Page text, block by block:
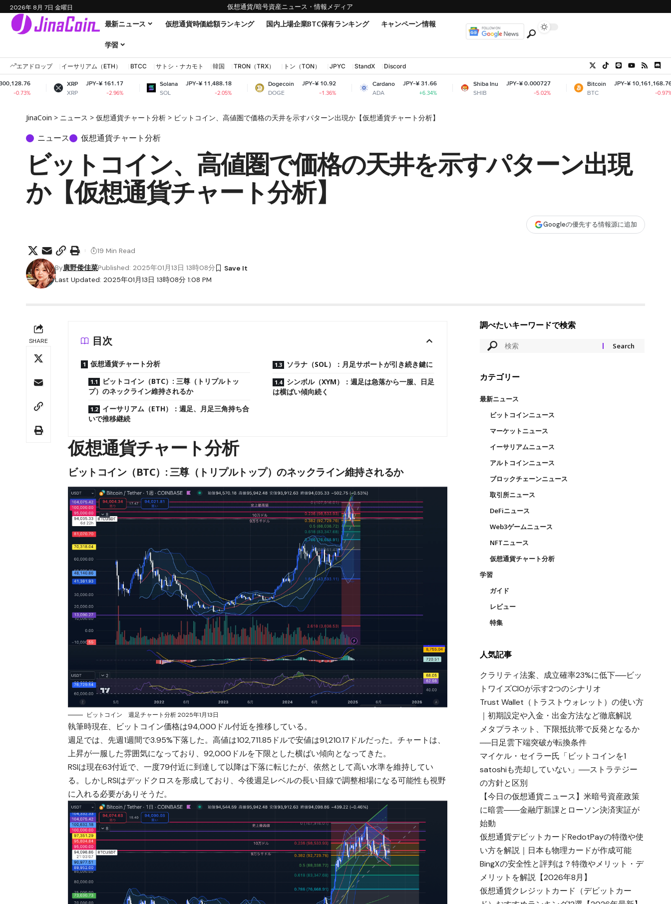
2026年 8月 7日 金曜日 仮想通貨/暗号資産ニュース・情報メディア
最新ニュース 仮想通貨時価総額ランキング 国内上場企業BTC保有ランキング キャンペーン情報
学習
エアドロップ イーサリアム（ETH） BTCC サトシ・ナカモト 韓国 TRON（TRX） トン（TON） JPYC StandX Discord
XRP
XRP
JPY-¥ 161.17
-2.96%
Solana
SOL
JPY-¥ 11,488.18
-2.05%
Dogecoin
DOGE
JPY-¥ 10.92
-1.36%
Cardano
ADA
JPY-¥ 31.66
+6.34%
Shiba Inu
SHIB
JPY-¥ 0.000727
-5.02%
Bitcoin
BTC
JPY-¥ 10,161,168.76
ETH
JinaCoin > ニュース > 仮想通貨チャート分析 > ビットコイン、高値圏で価格の天井を示すパターン出現か【仮想通貨チャート分析】
ニュース 仮想通貨チャート分析
ビットコイン、高値圏で価格の天井を示すパターン出現
か【仮想通貨チャート分析】
Googleの優先する情報源に追加
Last Updated: 2025年01月13日 13時08分 1:08 PM
By廣野倭佳菜Published: 2025年01月13日 13時08分
19 Min Read
SHARE 目次
仮想通貨チャート分析
ビットコイン（BTC）: 三尊（トリプルトッ
プ）のネックライン維持されるか
イーサリアム（ETH）：週足、月足三角持ち合
いで推移継続
ソラナ（SOL）：月足サポートが引き続き鍵に
シンボル（XYM）：週足は急落から一服、日足
は横ばい傾向続く
仮想通貨チャート分析
ビットコイン（BTC）: 三尊（トリプルトップ）のネックライン維持されるか
ビットコイン 週足チャート分析 2025年1月13日
執筆時現在、ビットコイン価格は94,000ドル付近を推移している。
週足では、先週1週間で3.95%下落した。高値は102,711.85ドルで安値は91,210.17ドルだった。チャートは、
上昇が一服した雰囲気になっており、92,000ドルを下限とした横ばい傾向となってきた。
RSIは現在63付近で、一度79付近に到達して以降は下落に転じたが、依然として高い水準を維持してい
る。しかしRSIはデッドクロスを形成しており、今後週足レベルの長い目線で調整相場になる可能性も視野
に入れる必要がありそうだ。
調べたいキーワードで検索
カテゴリー
最新ニュース
ビットコインニュース
マーケットニュース
イーサリアムニュース
アルトコインニュース
ブロックチェーンニュース
取引所ニュース
DeFiニュース
Web3ゲームニュース
NFTニュース
仮想通貨チャート分析
学習
ガイド
レビュー
特集
人気記事
クラリティ法案、成立確率23%に低下──ビッ
トワイズCIOが示す2つのシナリオ
Trust Wallet（トラストウォレット）の使い方
｜初期設定や入金・出金方法など徹底解説
メタプラネット、下限抵抗帯で反発となるか
──日足雲下端突破が転換条件
マイケル・セイラー氏「ビットコインを1
satoshiも売却していない」──ストラテジー
の方針と区別
【今日の仮想通貨ニュース】米暗号資産政策
に暗雲――金融庁新課とローソン決済実証が
始動
仮想通貨デビットカードRedotPayの特徴や使
い方を解説｜日本も物理カードが作成可能
BingXの安全性と評判は？特徴やメリット・デ
メリットを解説【2026年8月】
仮想通貨クレジットカード（デビットカー